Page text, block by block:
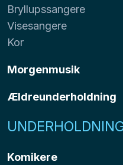
Bryllupssangere
Visesangere
Kor
Morgenmusik
Ældreunderholdning
Komikere